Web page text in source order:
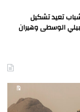
تعيد تشكيل
الوسطى وهيران